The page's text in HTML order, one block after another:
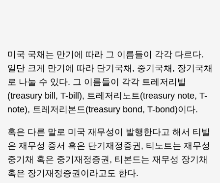
미국 국채는 만기에 따라 그 이름들이 각각 다르다.
일단 크게 만기에 따라 단기국채, 중기국채, 장기국채
로 나눌 수 있다. 그 이름들이 각각 트레저리빌
(treasury bill, T-bill), 트레저리노트(treasury note, T-
note), 트레저리본드(treasury bond, T-bond)이다.
혹은 다른 말로 미국 재무성이 발행한다고 해서 티빌
은 재무성 증서 혹은 단기재정증권, 티노트는 재무성
중기채 혹은 중기재정증권, 티본드는 재무성 장기채
혹은 장기재정증권이라고도 한다.